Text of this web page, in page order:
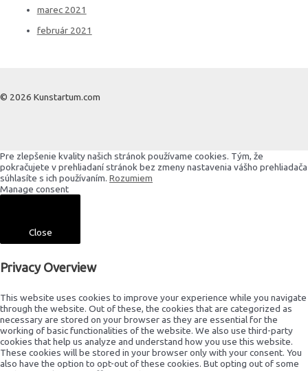
marec 2021
február 2021
© 2026 Kunstartum.com
Pre zlepšenie kvality našich stránok používame cookies. Tým, že
pokračujete v prehliadaní stránok bez zmeny nastavenia vášho prehliadača
súhlasíte s ich používaním. Rozumiem
Manage consent
Close
Privacy Overview
This website uses cookies to improve your experience while you navigate
through the website. Out of these, the cookies that are categorized as
necessary are stored on your browser as they are essential for the
working of basic functionalities of the website. We also use third-party
cookies that help us analyze and understand how you use this website.
These cookies will be stored in your browser only with your consent. You
also have the option to opt-out of these cookies. But opting out of some